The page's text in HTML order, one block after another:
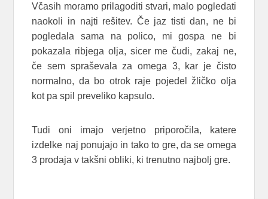
Včasih moramo prilagoditi stvari, malo pogledati
naokoli in najti rešitev. Če jaz tisti dan, ne bi
pogledala sama na polico, mi gospa ne bi
pokazala ribjega olja, sicer me čudi, zakaj ne,
če sem spraševala za omega 3, kar je čisto
normalno, da bo otrok raje pojedel žličko olja
kot pa spil preveliko kapsulo.
Tudi oni imajo verjetno priporočila, katere
izdelke naj ponujajo in tako to gre, da se omega
3 prodaja v takšni obliki, ki trenutno najbolj gre.